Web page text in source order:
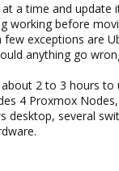
a time and update
working before
exceptions are
anything go
2 to 3 hours to
4 Proxmox
desktop, several